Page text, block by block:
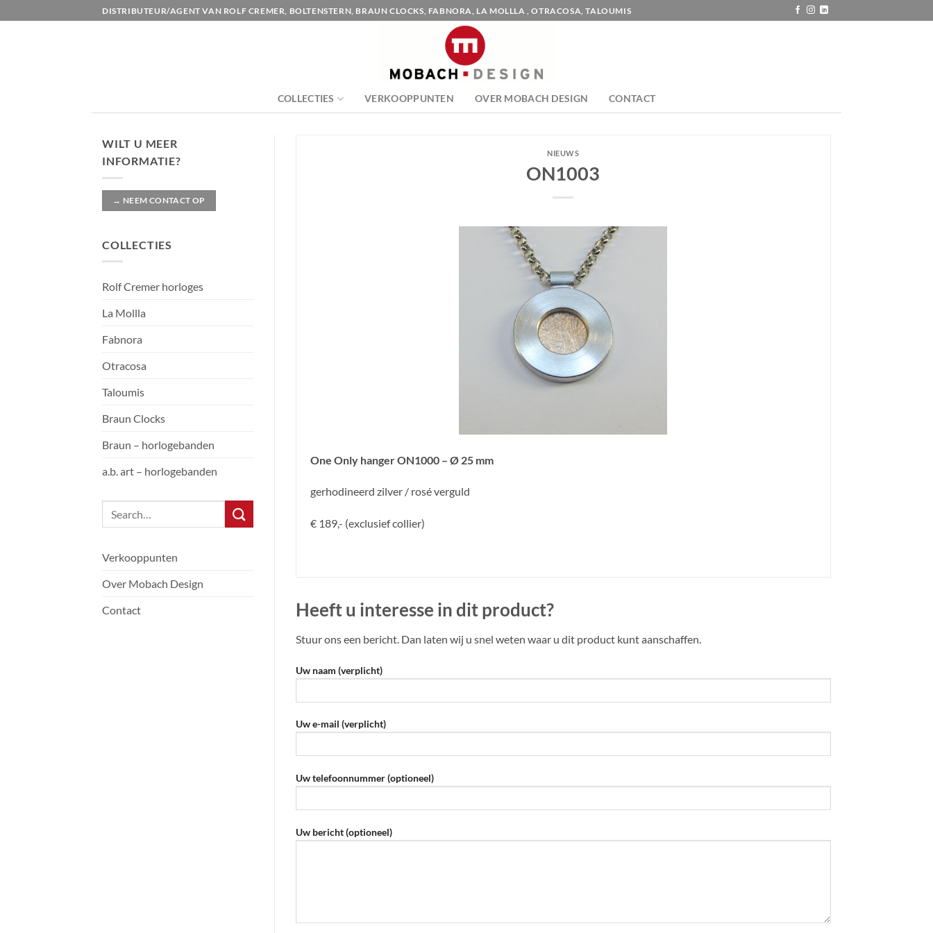
naar
DISTRIBUTEUR/AGENT VAN ROLF CREMER, BOLTENSTERN, BRAUN CLOCKS, FABNORA, LA MOLLLA , OTRACOSA, TALOUMIS
COLLECTIES VERKOOPPUNTEN OVER MOBACH DESIGN CONTACT
WILT U MEER
INFORMATIE?
→ NEEM CONTACT OP
COLLECTIES
Rolf Cremer horloges
La Mollla
Fabnora
Otracosa
Taloumis
Braun Clocks
Braun – horlogebanden
a.b. art – horlogebanden
Verkooppunten
Over Mobach Design
Contact
NIEUWS
ON1003
One Only hanger ON1000 – Ø 25 mm
gerhodineerd zilver / rosé verguld
€ 189,- (exclusief collier)
Heeft u interesse in dit product?
Stuur ons een bericht. Dan laten wij u snel weten waar u dit product kunt aanschaffen.
Uw naam (verplicht)
Uw e-mail (verplicht)
Uw telefoonnummer (optioneel)
Gelieve dit veld leeg te laten.
Uw bericht (optioneel)